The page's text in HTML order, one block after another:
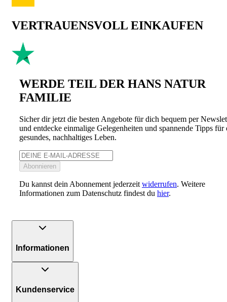
VERTRAUENSVOLL EINKAUFEN
WERDE TEIL DER HANS NATUR
FAMILIE
Sicher dir jetzt die besten Angebote für dich bequem per
und entdecke einmalige Gelegenheiten und spannende Tipps für
gesundes, nachhaltiges Leben.
Abonnieren
Du kannst dein Abonnement jederzeit widerrufen. Weitere
Informationen zum Datenschutz findest du hier.
Informationen
Kundenservice